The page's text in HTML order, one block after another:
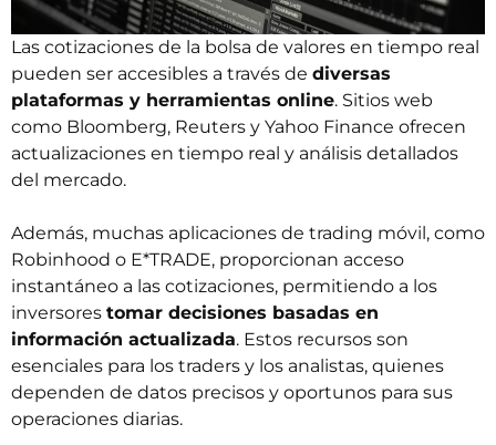
Las cotizaciones de la bolsa de valores en tiempo real
pueden ser accesibles a través de diversas
plataformas y herramientas online. Sitios web
como Bloomberg, Reuters y Yahoo Finance ofrecen
actualizaciones en tiempo real y análisis detallados
del mercado.
Además, muchas aplicaciones de trading móvil, como
Robinhood o E*TRADE, proporcionan acceso
instantáneo a las cotizaciones, permitiendo a los
inversores tomar decisiones basadas en
información actualizada. Estos recursos son
esenciales para los traders y los analistas, quienes
dependen de datos precisos y oportunos para sus
operaciones diarias.